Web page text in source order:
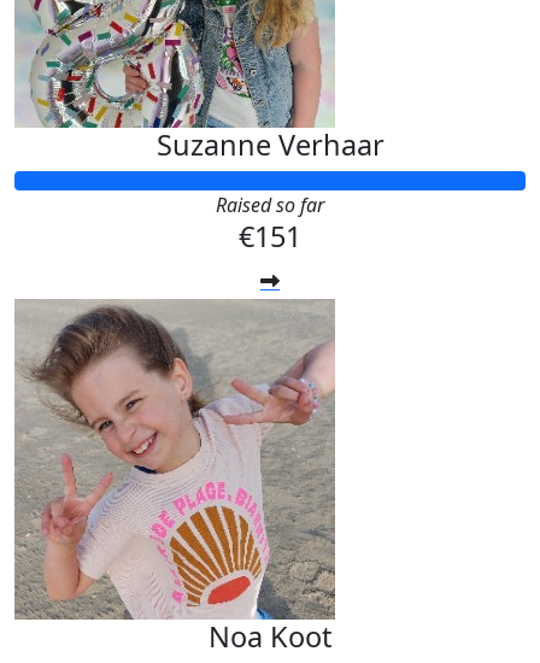
Suzanne Verhaar
Raised so far
€151
Noa Koot